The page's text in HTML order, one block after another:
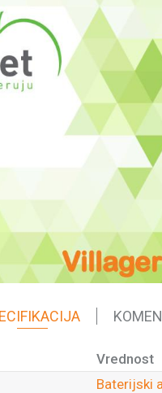
Vrednost
Baterijski